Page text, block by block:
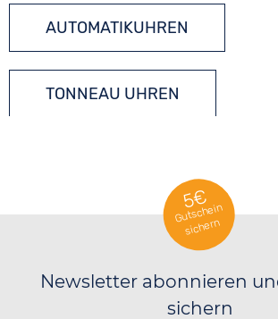
AUTOMATIKUHREN
TONNEAU UHREN
5€
Gutschein
sichern
Newsletter abonnieren
sichern